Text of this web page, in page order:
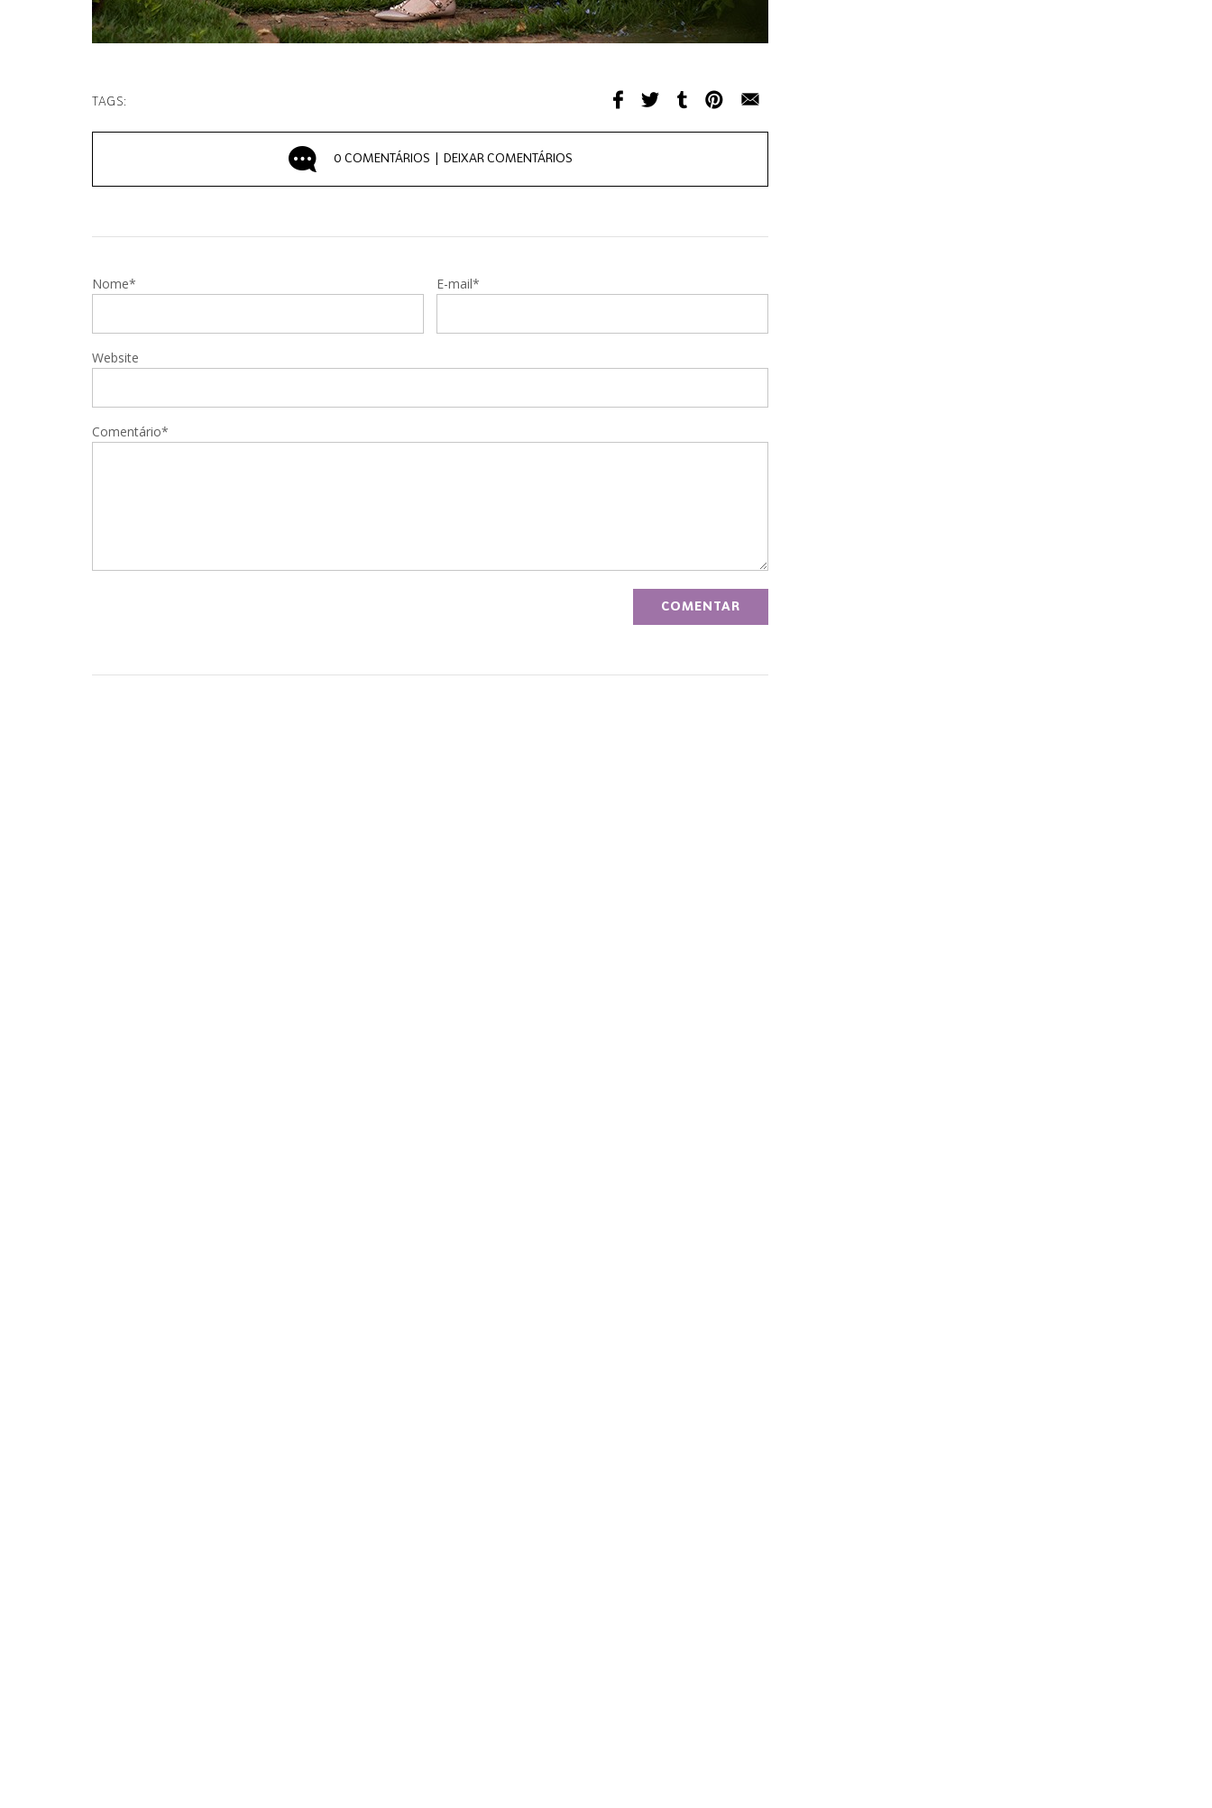
TAGS:
0 COMENTÁRIOS | DEIXAR COMENTÁRIOS
Nome* E-mail*
Website
Comentário*